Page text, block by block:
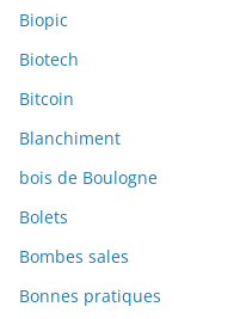
Biopic
Biotech
Bitcoin
Blanchiment
bois de Boulogne
Bolets
Bombes sales
Bonnes pratiques